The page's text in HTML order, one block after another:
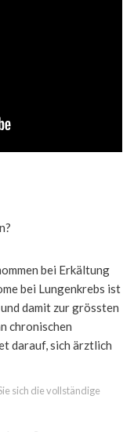
bei Erkältung
bei Lungenkrebs ist
damit zur grössten
chronischen
darauf, sich ärztlich
sich die vollständige